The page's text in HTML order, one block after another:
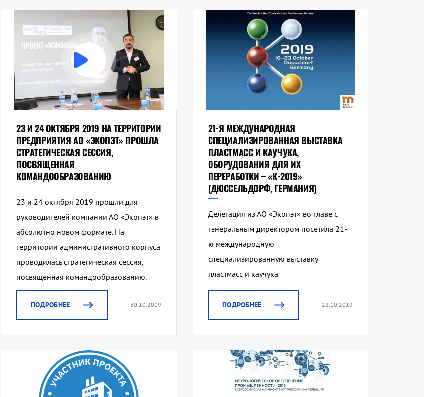
23 И 24 ОКТЯБРЯ 2019 НА ТЕРРИТОРИИ
ПРЕДПРИЯТИЯ АО «ЭКОПЭТ» ПРОШЛА
СТРАТЕГИЧЕСКАЯ СЕССИЯ,
ПОСВЯЩЕННАЯ
КОМАНДООБРАЗОВАНИЮ
23 и 24 октября 2019 прошли для
руководителей компании АО «Экопэт» в
абсолютно новом формате. На
территории административного корпуса
проводилась стратегическая сессия,
посвященная командообразованию.
ПОДРОБНЕЕ 30.10.2019
21-Я МЕЖДУНАРОДНАЯ
СПЕЦИАЛИЗИРОВАННАЯ ВЫСТАВКА
ПЛАСТМАСС И КАУЧУКА,
ОБОРУДОВАНИЯ ДЛЯ ИХ
ПЕРЕРАБОТКИ – «К-2019»
(ДЮССЕЛЬДОРФ, ГЕРМАНИЯ)
Делегация из АО «Экопэт» во главе с
генеральным директором посетила 21-
ю международную
специализированную выставку
пластмасс и каучука
ПОДРОБНЕЕ 22.10.2019